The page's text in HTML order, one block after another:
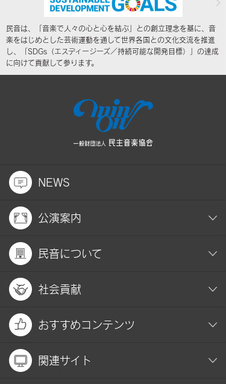
民音は、「音楽で人々の心と心を結ぶ」との創立理念を基に、音
楽をはじめとした芸術運動を通して世界各国との文化交流を推進
し、「SDGs（エスディージーズ／持続可能な開発目標）」の達成
に向けて貢献して参ります。
NEWS
公演案内
民音について
社会貢献
おすすめコンテンツ
関連サイト